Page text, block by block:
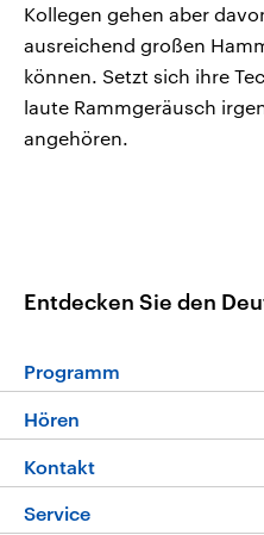
Kollegen gehen aber
ausreichend großen
können. Setzt sich ihre
laute Rammgeräusch
angehören.
Entdecken Sie den
Programm
Die Nachrichten
Nachrichtenleicht
Hören
Livestream
Kontakt
Hörerservice
Service